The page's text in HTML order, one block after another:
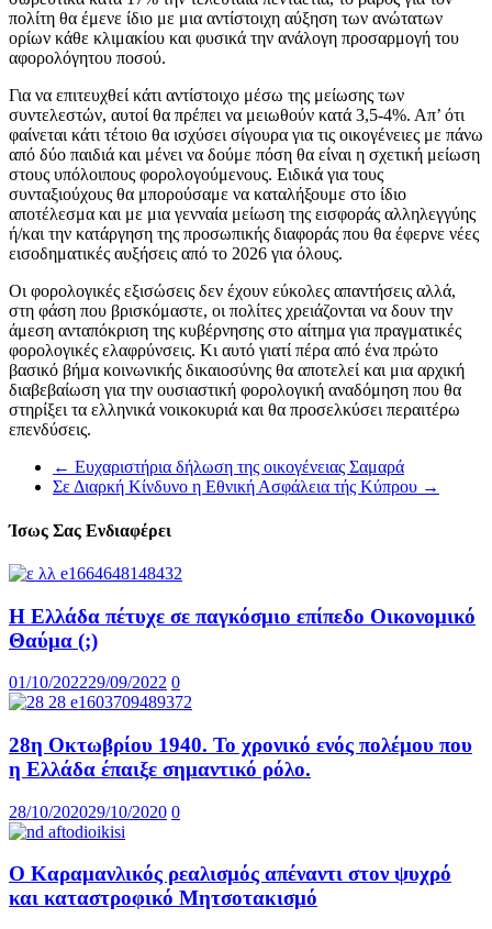
πολίτη θα έμενε ίδιο με μια αντίστοιχη αύξηση των ανώτατων
ορίων κάθε κλιμακίου και φυσικά την ανάλογη προσαρμογή του
αφορολόγητου ποσού.
Για να επιτευχθεί κάτι αντίστοιχο μέσω της μείωσης των
συντελεστών, αυτοί θα πρέπει να μειωθούν κατά 3,5-4%. Απ’ ότι
φαίνεται κάτι τέτοιο θα ισχύσει σίγουρα για τις οικογένειες με πάνω
από δύο παιδιά και μένει να δούμε πόση θα είναι η σχετική μείωση
στους υπόλοιπους φορολογούμενους. Ειδικά για τους
συνταξιούχους θα μπορούσαμε να καταλήξουμε στο ίδιο
αποτέλεσμα και με μια γενναία μείωση της εισφοράς αλληλεγγύης
ή/και την κατάργηση της προσωπικής διαφοράς που θα έφερνε νέες
εισοδηματικές αυξήσεις από το 2026 για όλους.
Οι φορολογικές εξισώσεις δεν έχουν εύκολες απαντήσεις αλλά,
στη φάση που βρισκόμαστε, οι πολίτες χρειάζονται να δουν την
άμεση ανταπόκριση της κυβέρνησης στο αίτημα για πραγματικές
φορολογικές ελαφρύνσεις. Κι αυτό γιατί πέρα από ένα πρώτο
βασικό βήμα κοινωνικής δικαιοσύνης θα αποτελεί και μια αρχική
διαβεβαίωση για την ουσιαστική φορολογική αναδόμηση που θα
στηρίξει τα ελληνικά νοικοκυριά και θα προσελκύσει περαιτέρω
επενδύσεις.
← Ευχαριστήρια δήλωση της οικογένειας Σαμαρά
Σε Διαρκή Κίνδυνο η Εθνική Ασφάλεια τής Κύπρου →
Ίσως Σας Ενδιαφέρει
Η Ελλάδα πέτυχε σε παγκόσμιο επίπεδο Οικονομικό
Θαύμα (;)
01/10/202229/09/2022 0
28η Οκτωβρίου 1940. Το χρονικό ενός πολέμου που
η Ελλάδα έπαιξε σημαντικό ρόλο.
28/10/202029/10/2020 0
Ο Καραμανλικός ρεαλισμός απέναντι στον ψυχρό
και καταστροφικό Μητσοτακισμό